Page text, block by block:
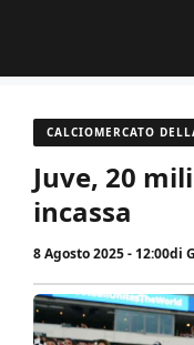
contenuto
CALCIOMERCATO
Juve, 20
incassa
8 Agosto 2025 - 12:00di